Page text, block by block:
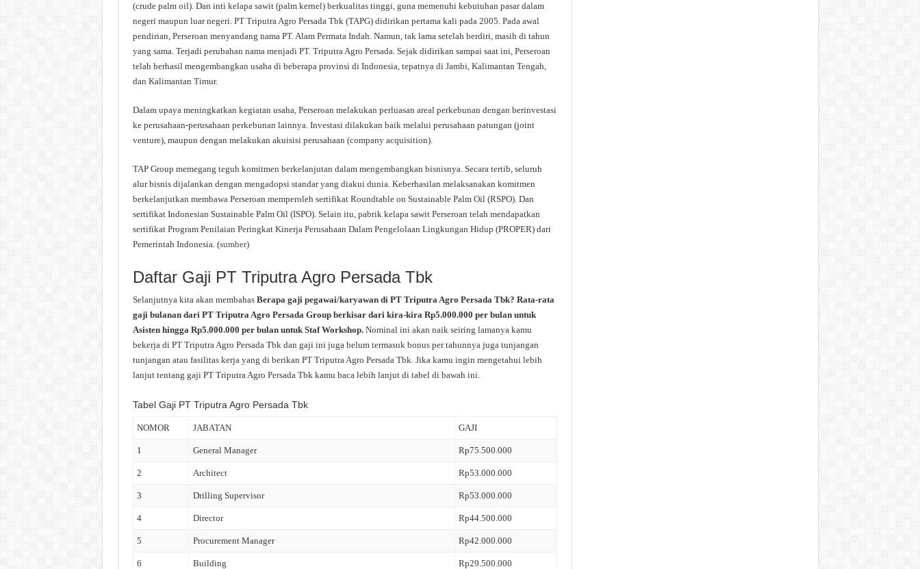
(crude palm oil). Dan inti kelapa sawit (palm kernel) berkualitas tinggi, guna memenuhi kebutuhan pasar dalam
negeri maupun luar negeri. PT Triputra Agro Persada Tbk (TAPG) didirikan pertama kali pada 2005. Pada awal
pendirian, Perseroan menyandang nama PT. Alam Permata Indah. Namun, tak lama setelah berdiri, masih di tahun
yang sama. Terjadi perubahan nama menjadi PT. Triputra Agro Persada. Sejak didirikan sampai saat ini, Perseroan
telah berhasil mengembangkan usaha di beberapa provinsi di Indonesia, tepatnya di Jambi, Kalimantan Tengah,
dan Kalimantan Timur.
Dalam upaya meningkatkan kegiatan usaha, Perseroan melakukan perluasan areal perkebunan dengan berinvestasi
ke perusahaan-perusahaan perkebunan lainnya. Investasi dilakukan baik melalui perusahaan patungan (joint
venture), maupun dengan melakukan akuisisi perusahaan (company acquisition).
TAP Group memegang teguh komitmen berkelanjutan dalam mengembangkan bisnisnya. Secara tertib, seluruh
alur bisnis dijalankan dengan mengadopsi standar yang diakui dunia. Keberhasilan melaksanakan komitmen
berkelanjutkan membawa Perseroan memperoleh sertifikat Roundtable on Sustainable Palm Oil (RSPO). Dan
sertifikat Indonesian Sustainable Palm Oil (ISPO). Selain itu, pabrik kelapa sawit Perseroan telah mendapatkan
sertifikat Program Penilaian Peringkat Kinerja Perusahaan Dalam Pengelolaan Lingkungan Hidup (PROPER) dari
Pemerintah Indonesia. (sumber)
Daftar Gaji PT Triputra Agro Persada Tbk
Selanjutnya kita akan membahas Berapa gaji pegawai/karyawan di PT Triputra Agro Persada Tbk? Rata-rata
gaji bulanan dari PT Triputra Agro Persada Group berkisar dari kira-kira Rp5.000.000 per bulan untuk
Asisten hingga Rp5.000.000 per bulan untuk Staf Workshop. Nominal ini akan naik seiring lamanya kamu
bekerja di PT Triputra Agro Persada Tbk dan gaji ini juga belum termasuk bonus per tahunnya juga tunjangan
tunjangan atau fasilitas kerja yang di berikan PT Triputra Agro Persada Tbk. Jika kamu ingin mengetahui lebih
lanjut tentang gaji PT Triputra Agro Persada Tbk kamu baca lebih lanjut di tabel di bawah ini.
Tabel Gaji PT Triputra Agro Persada Tbk
NOMOR JABATAN GAJI
1 General Manager Rp75.500.000
2 Architect Rp53.000.000
3 Drilling Supervisor Rp53.000.000
4 Director Rp44.500.000
5 Procurement Manager Rp42.000.000
6 Building Rp29.500.000